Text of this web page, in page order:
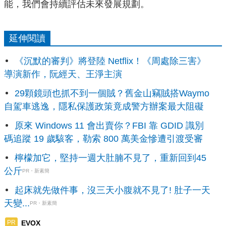
能，我們會持續評估未來發展規劃。
延伸閱讀
《沉默的審判》將登陸 Netflix！《周處除三害》
導演新作，阮經天、王淨主演
29顆鏡頭也抓不到一個賊？舊金山竊賊搭Waymo
自駕車逃逸，隱私保護政策竟成警方辦案最大阻礙
原來 Windows 11 會出賣你？FBI 靠 GDID 識別
碼追蹤 19 歲駭客，勒索 800 萬美金慘遭引渡受審
檸檬加它，堅持一週大肚腩不見了，重新回到45
公斤PR・新素簡
起床就先做件事，沒三天小腹就不見了! 肚子一天
天變...PR・新素簡
PR EVOX